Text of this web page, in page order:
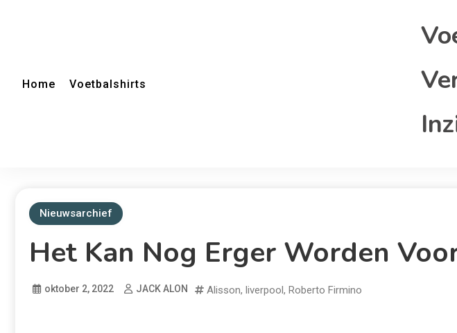
Home Voetbalshirts
Nieuwsarchief
Het Kan Nog Erger Worden
oktober 2, 2022 JACK ALON Alisson, liverpool, Roberto Firmino